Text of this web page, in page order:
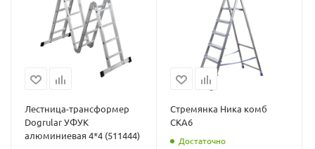
Лестница-трансформер
Dogrular УФУК
алюминиевая 4*4 (511444)
Стремянка Ника комб
СКA6
Достаточно